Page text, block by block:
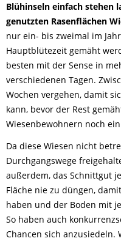
Blühinseln einfach stehen
genutzten Rasenflächen
nur ein- bis zweimal im
Hauptblütezeit gemäht
besten mit der Sense in
verschiedenen Tagen.
Wochen vergehen, damit
kann, bevor der Rest
Wiesenbewohnern noch
Da diese Wiesen nicht
Durchgangswege
außerdem, das Schnittgut
Fläche nie zu düngen,
haben und der Boden mit
So haben auch
Chancen sich anzusiedeln.